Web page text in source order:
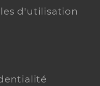
d'utilisation